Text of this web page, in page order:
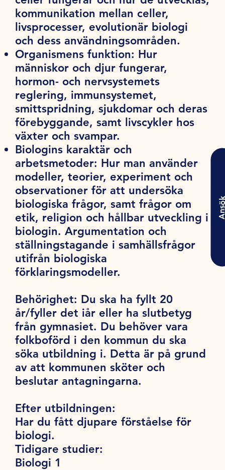
kommunikation mellan celler,
livsprocesser, evolutionär biologi
och dess användningsområden.
Organismens funktion: Hur
människor och djur fungerar,
hormon- och nervsystemets
reglering, immunsystemet,
smittspridning, sjukdomar och deras
förebyggande, samt livscykler hos
växter och svampar.
Biologins karaktär och
arbetsmetoder: Hur man använder
modeller, teorier, experiment och
observationer för att undersöka
biologiska frågor, samt frågor om
etik, religion och hållbar utveckling i
biologin. Argumentation och
ställningstagande i samhällsfrågor
utifrån biologiska
förklaringsmodeller.
Behörighet: Du ska ha fyllt 20
år/fyller det iår eller ha slutbetyg
från gymnasiet. Du behöver vara
folkboförd i den kommun du ska
söka utbildning i. Detta är på grund
av att kommunen sköter och
beslutar antagningarna.
Efter utbildningen:
Har du fått djupare förståelse för
biologi.
Tidigare studier:
Biologi 1